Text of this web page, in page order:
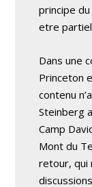
principe
etre
Dans une
Princeton
contenu
Steinberg
Camp
Mont du
retour, qui